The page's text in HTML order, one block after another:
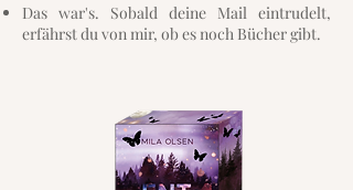
Das war's. Sobald deine Mail eintrudelt,
erfährst du von mir, ob es noch Bücher gibt.